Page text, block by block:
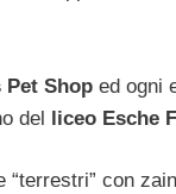
Shop ed ogni
del liceo Esche
con